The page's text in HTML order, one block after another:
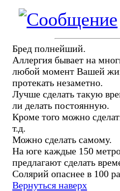
Бред полнейший.
Аллергия бывает на
любой момент Вашей
протекать незаметно.
Лучше сделать такую
ли делать постоянную.
Кроме того можно
т.д.
Можно сделать самому.
На юге каждые 150
предлагают сделать
Солярий опаснее в 100
Вернуться наверх